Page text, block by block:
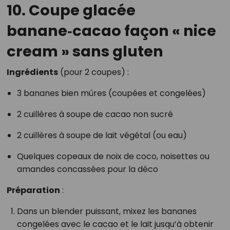
10. Coupe glacée
banane‑cacao façon « nice
cream » sans gluten
Ingrédients(pour 2 coupes) :
3 bananes bien mûres (coupées et congelées)
2 cuillères à soupe de cacao non sucré
2 cuillères à soupe de lait végétal (ou eau)
Quelques copeaux de noix de coco, noisettes ou
amandes concassées pour la déco
Préparation :
Dans un blender puissant, mixez les bananes
congelées avec le cacao et le lait jusqu’à obtenir